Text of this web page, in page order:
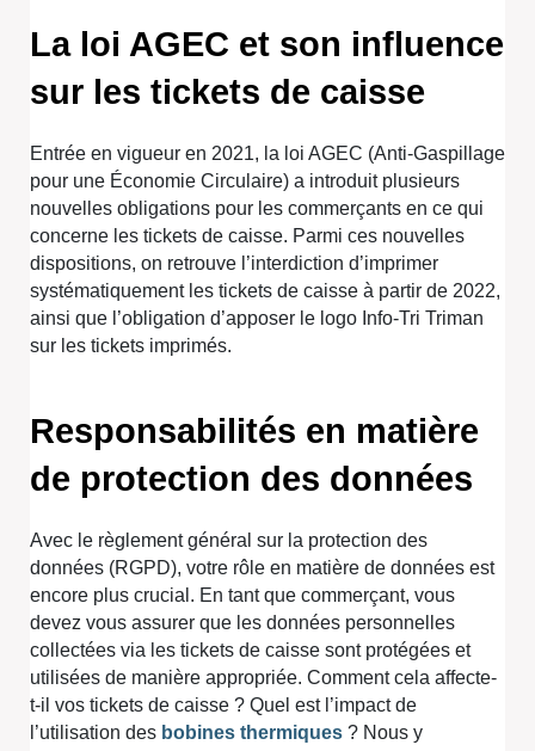
La loi AGEC et son influence
sur les tickets de caisse
Entrée en vigueur en 2021, la loi AGEC (Anti-Gaspillage
pour une Économie Circulaire) a introduit plusieurs
nouvelles obligations pour les commerçants en ce qui
concerne les tickets de caisse. Parmi ces nouvelles
dispositions, on retrouve l’interdiction d’imprimer
systématiquement les tickets de caisse à partir de 2022,
ainsi que l’obligation d’apposer le logo Info-Tri Triman
sur les tickets imprimés.
Responsabilités en matière
de protection des données
Avec le règlement général sur la protection des
données (RGPD), votre rôle en matière de données est
encore plus crucial. En tant que commerçant, vous
devez vous assurer que les données personnelles
collectées via les tickets de caisse sont protégées et
utilisées de manière appropriée. Comment cela affecte-
t-il vos tickets de caisse ? Quel est l’impact de
l’utilisation des bobines thermiques ? Nous y